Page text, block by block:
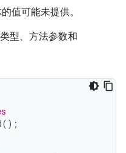
值可能未提供。
型、方法参数和
();